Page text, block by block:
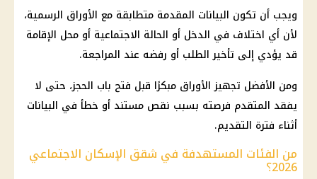
ويجب أن تكون البيانات المقدمة متطابقة مع الأوراق الرسمية،
لأن أي اختلاف في الدخل أو الحالة الاجتماعية أو محل الإقامة
قد يؤدي إلى تأخير الطلب أو رفضه عند المراجعة.
ومن الأفضل تجهيز الأوراق مبكرًا قبل فتح باب الحجز، حتى لا
يفقد المتقدم فرصته بسبب نقص مستند أو خطأ في البيانات
أثناء فترة التقديم.
من الفئات المستهدفة في شقق الإسكان الاجتماعي
2026؟